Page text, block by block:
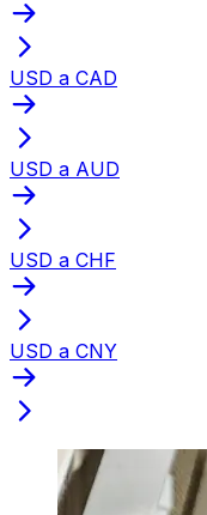
USD a CAD
USD a AUD
USD a CHF
USD a CNY